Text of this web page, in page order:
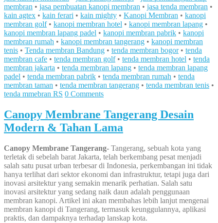
membran • jasa pembuatan kanopi membran • jasa tenda membran •
kain agtex • kain ferari • kain mighty • Kanopi Membran • kanopi
membran golf• kanopi membran hotel • kanopi membran lapang •
kanopi membran lapang padel • kanopi membran pabrik • kanopi
membran rumah • kanopi membran tangerang • kanopi membran
tenis • Tenda membran Bandung • tenda membran bogor• tenda
membran cafe • tenda membran golf• tenda membran hotel • tenda
membran jakarta • tenda membran lapang • tenda membran lapang
padel • tenda membran pabrik • tenda membran rumah • tenda
membran taman • tenda membran tangerang • tenda membran tenis •
tenda mmebran RS 0 Comments
Canopy Membrane Tangerang Desain
Modern & Tahan Lama
Canopy Membrane Tangerang- Tangerang, sebuah kota yang
terletak di sebelah barat Jakarta, telah berkembang pesat menjadi
salah satu pusat urban terbesar di Indonesia, perkembangan ini tidak
hanya terlihat dari sektor ekonomi dan infrastruktur, tetapi juga dari
inovasi arsitektur yang semakin menarik perhatian. Salah satu
inovasi arsitektur yang sedang naik daun adalah penggunaan
membran kanopi. Artikel ini akan membahas lebih lanjut mengenai
membran kanopi di Tangerang, termasuk keunggulannya, aplikasi
praktis, dan dampaknya terhadap lanskap kota.